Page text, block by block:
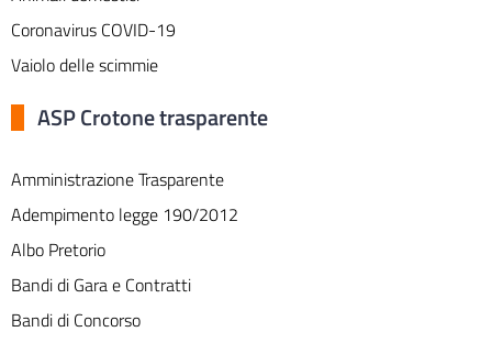
Coronavirus COVID-19
Vaiolo delle scimmie
ASP Crotone trasparente
Amministrazione Trasparente
Adempimento legge 190/2012
Albo Pretorio
Bandi di Gara e Contratti
Bandi di Concorso